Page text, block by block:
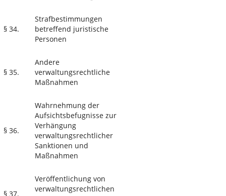
§ 34.
Strafbestimmungen
betreffend juristische
Personen
§ 35.
Andere
verwaltungsrechtliche
Maßnahmen
§ 36.
Wahrnehmung der
Aufsichtsbefugnisse zur
Verhängung
verwaltungsrechtlicher
Sanktionen und
Maßnahmen
§ 37.
Veröffentlichung von
verwaltungsrechtlichen